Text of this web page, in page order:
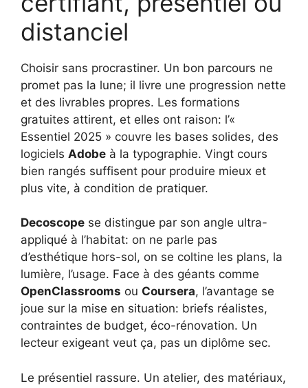
distanciel
Choisir sans procrastiner. Un bon parcours ne
promet pas la lune; il livre une progression nette
et des livrables propres. Les formations
gratuites attirent, et elles ont raison: l’«
Essentiel 2025 » couvre les bases solides, des
logiciels Adobe à la typographie. Vingt cours
bien rangés suffisent pour produire mieux et
plus vite, à condition de pratiquer.
Decoscope se distingue par son angle ultra-
appliqué à l’habitat: on ne parle pas
d’esthétique hors-sol, on se coltine les plans, la
lumière, l’usage. Face à des géants comme
OpenClassrooms ou Coursera, l’avantage se
joue sur la mise en situation: briefs réalistes,
contraintes de budget, éco-rénovation. Un
lecteur exigeant veut ça, pas un diplôme sec.
Le présentiel rassure. Un atelier, des matériaux,